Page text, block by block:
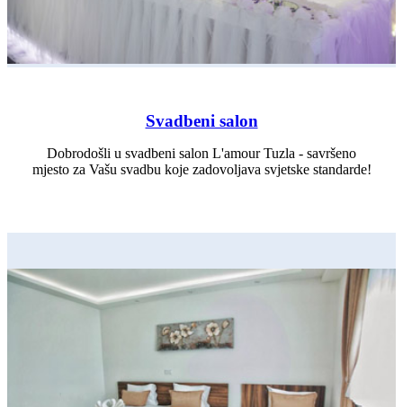
Svadbeni salon
Dobrodošli u svadbeni salon L'amour Tuzla - savršeno
mjesto za Vašu svadbu koje zadovoljava svjetske standarde!